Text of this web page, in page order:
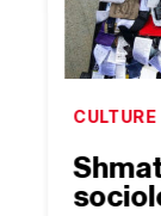
CULTURE